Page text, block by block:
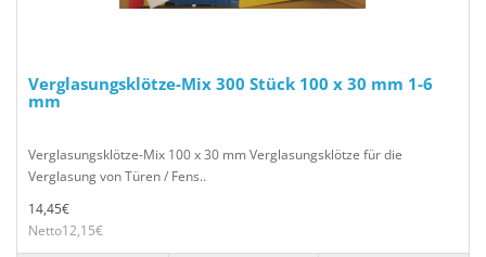
Verglasungsklötze-Mix 300 Stück 100 x 30 mm 1-6
mm
Verglasungsklötze-Mix 100 x 30 mm Verglasungsklötze für die
Verglasung von Türen / Fens..
14,45€
Netto12,15€